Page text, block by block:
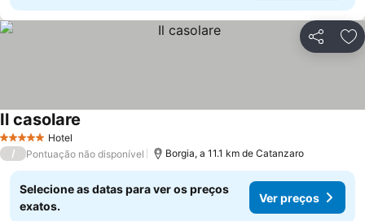
Partilhar
5 Estrelas Hotel
Il casolare
/ Pontuação não disponível Borgia, a 11.1 km de Catanzaro
Selecione as datas para ver os preços
exatos.
Ver preços